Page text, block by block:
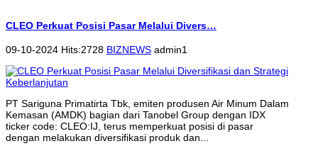
CLEO Perkuat Posisi Pasar Melalui Divers…
09-10-2024 Hits:2728 BIZNEWS admin1
PT Sariguna Primatirta Tbk, emiten produsen Air Minum Dalam
Kemasan (AMDK) bagian dari Tanobel Group dengan IDX
ticker code: CLEO:IJ, terus memperkuat posisi di pasar
dengan melakukan diversifikasi produk dan...